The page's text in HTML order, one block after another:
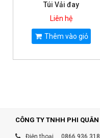
Túi Vải đay
Liên hệ
Thêm vào giỏ
CÔNG TY TNHH PHI QUÂN